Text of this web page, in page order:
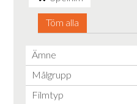
Töm alla
Ämne
Målgrupp
Filmtyp